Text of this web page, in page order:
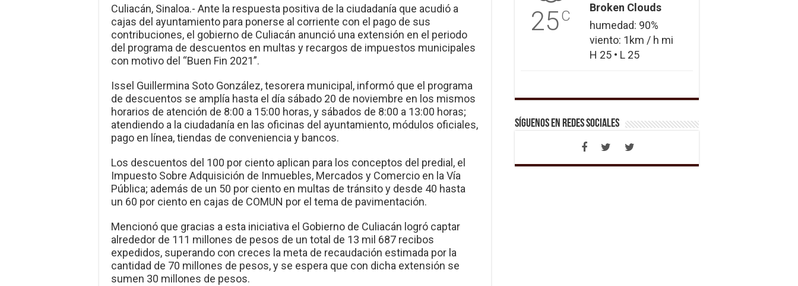
Culiacán, Sinaloa.- Ante la respuesta positiva de la ciudadanía que acudió a
cajas del ayuntamiento para ponerse al corriente con el pago de sus
contribuciones, el gobierno de Culiacán anunció una extensión en el periodo
del programa de descuentos en multas y recargos de impuestos municipales
con motivo del “Buen Fin 2021”.
Issel Guillermina Soto González, tesorera municipal, informó que el programa
de descuentos se amplía hasta el día sábado 20 de noviembre en los mismos
horarios de atención de 8:00 a 15:00 horas, y sábados de 8:00 a 13:00 horas;
atendiendo a la ciudadanía en las oficinas del ayuntamiento, módulos oficiales,
pago en línea, tiendas de conveniencia y bancos.
Los descuentos del 100 por ciento aplican para los conceptos del predial, el
Impuesto Sobre Adquisición de Inmuebles, Mercados y Comercio en la Vía
Pública; además de un 50 por ciento en multas de tránsito y desde 40 hasta
un 60 por ciento en cajas de COMUN por el tema de pavimentación.
Mencionó que gracias a esta iniciativa el Gobierno de Culiacán logró captar
alrededor de 111 millones de pesos de un total de 13 mil 687 recibos
expedidos, superando con creces la meta de recaudación estimada por la
cantidad de 70 millones de pesos, y se espera que con dicha extensión se
sumen 30 millones de pesos.
25C
Broken Clouds
humedad: 90%
viento: 1km / h mi
H 25 • L 25
Síguenos en Redes Sociales